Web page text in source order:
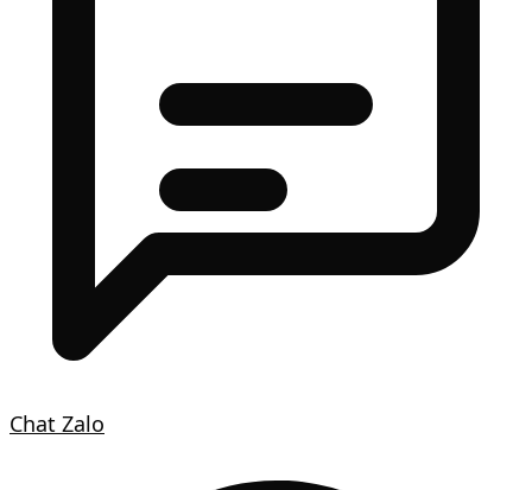
Chat Zalo